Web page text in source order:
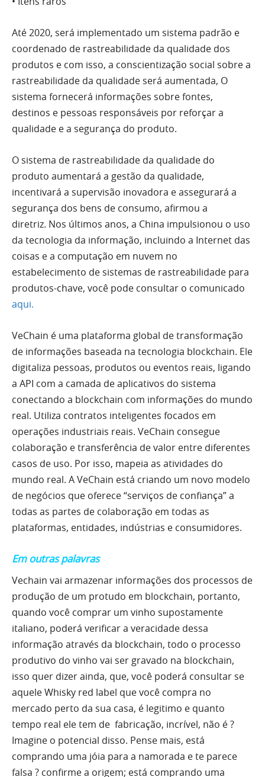
Até 2020, será implementado um sistema padrão e
coordenado de rastreabilidade da qualidade dos
produtos e com isso, a conscientização social sobre a
rastreabilidade da qualidade será aumentada, O
sistema fornecerá informações sobre fontes,
destinos e pessoas responsáveis por reforçar a
qualidade e a segurança do produto.
O sistema de rastreabilidade da qualidade do
produto aumentará a gestão da qualidade,
incentivará a supervisão inovadora e assegurará a
segurança dos bens de consumo, afirmou a
diretriz. Nos últimos anos, a China impulsionou o uso
da tecnologia da informação, incluindo a Internet das
coisas e a computação em nuvem no
estabelecimento de sistemas de rastreabilidade para
produtos-chave, você pode consultar o comunicado
aqui.
VeChain é uma plataforma global de transformação
de informações baseada na tecnologia blockchain. Ele
digitaliza pessoas, produtos ou eventos reais, ligando
a API com a camada de aplicativos do sistema
conectando a blockchain com informações do mundo
real. Utiliza contratos inteligentes focados em
operações industriais reais. VeChain consegue
colaboração e transferência de valor entre diferentes
casos de uso. Por isso, mapeia as atividades do
mundo real. A VeChain está criando um novo modelo
de negócios que oferece “serviços de confiança” a
todas as partes de colaboração em todas as
plataformas, entidades, indústrias e consumidores.
Em outras palavras
Vechain vai armazenar informações dos processos de
produção de um protudo em blockchain, portanto,
quando você comprar um vinho supostamente
italiano, poderá verificar a veracidade dessa
informação através da blockchain, todo o processo
produtivo do vinho vai ser gravado na blockchain,
isso quer dizer ainda, que, você poderá consultar se
aquele Whisky red label que você compra no
mercado perto da sua casa, é legitimo e quanto
tempo real ele tem de fabricação, incrível, não é ?
Imagine o potencial disso. Pense mais, está
comprando uma jóia para a namorada e te parece
falsa ? confirme a origem; está comprando uma